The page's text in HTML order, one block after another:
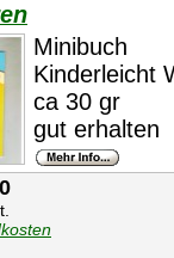
Minibuch
Kinderleicht
ca 30 gr
gut erhalten